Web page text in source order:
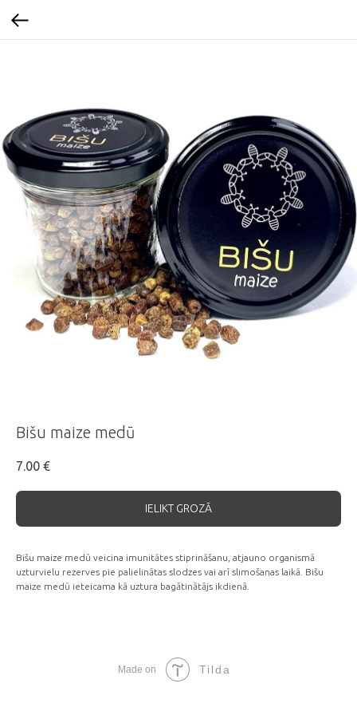
Bišu maize medū
7.00 €
IELIKT GROZĀ
Bišu maize medū veicina imunitātes stiprināšanu, atjauno organismā
uzturvielu rezerves pie palielinātas slodzes vai arī slimošanas laikā. Bišu
maize medū ieteicama kā uztura bagātinātājs ikdienā.
Made on Tilda